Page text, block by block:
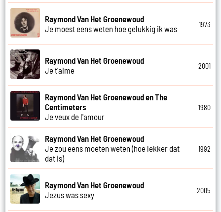
Raymond Van Het Groenewoud
Je moest eens weten hoe gelukkig ik was
1973
Raymond Van Het Groenewoud
Je t'aime
2001
Raymond Van Het Groenewoud en The
Centimeters
Je veux de l'amour
1980
Raymond Van Het Groenewoud
Je zou eens moeten weten (hoe lekker dat
dat is)
1992
Raymond Van Het Groenewoud
Jezus was sexy
2005